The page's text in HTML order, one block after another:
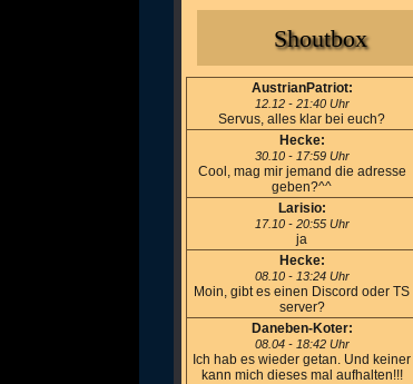
Shoutbox
AustrianPatriot:
12.12 - 21:40 Uhr
Servus, alles klar bei euch?
Hecke:
30.10 - 17:59 Uhr
Cool, mag mir jemand die adresse
geben?^^
Larisio:
17.10 - 20:55 Uhr
ja
Hecke:
08.10 - 13:24 Uhr
Moin, gibt es einen Discord oder TS
server?
Daneben-Koter:
08.04 - 18:42 Uhr
Ich hab es wieder getan. Und keiner
kann mich dieses mal aufhalten!!!